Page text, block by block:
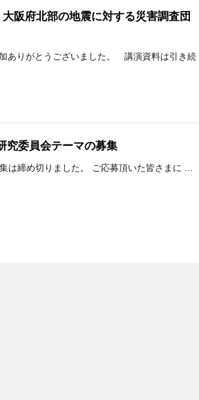
阪府北部の地震に対する災害調査団
ありがとうございました。 講演資料は引き続
究委員会テーマの募集
は締め切りました。 ご応募頂いた皆さまに ...